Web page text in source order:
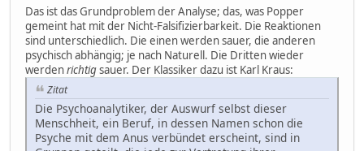
Das ist das Grundproblem der Analyse; das, was Popper
gemeint hat mit der Nicht-Falsifizierbarkeit. Die Reaktionen
sind unterschiedlich. Die einen werden sauer, die anderen
psychisch abhängig; je nach Naturell. Die Dritten wieder
werdenrichtigsauer. Der Klassiker dazu ist Karl Kraus:
Zitat
Die Psychoanalytiker, der Auswurf selbst dieser
Menschheit, ein Beruf, in dessen Namen schon die
Psyche mit dem Anus verbündet erscheint, sind in